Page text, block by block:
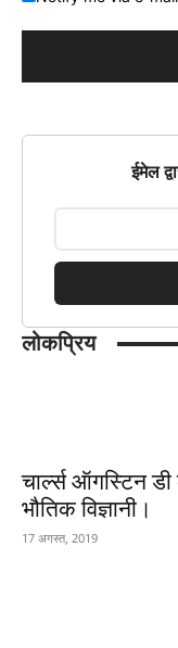
ईमेल
लोकप्रिय
चार्ल्स ऑगस्टिन
भौतिक विज्ञानी।
17 अगस्त, 2019